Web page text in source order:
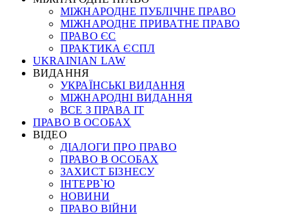
МІЖНАРОДНЕ ПУБЛІЧНЕ ПРАВО
МІЖНАРОДНЕ ПРИВАТНЕ ПРАВО
ПРАВО ЄС
ПРАКТИКА ЄСПЛ
UKRAINIAN LAW
ВИДАННЯ
УКРАЇНСЬКІ ВИДАННЯ
МІЖНАРОДНІ ВИДАННЯ
ВСЕ З ПРАВА ІТ
ПРАВО В ОСОБАХ
ВІДЕО
ДІАЛОГИ ПРО ПРАВО
ПРАВО В ОСОБАХ
ЗАХИСТ БІЗНЕСУ
ІНТЕРВ`Ю
НОВИНИ
ПРАВО ВІЙНИ